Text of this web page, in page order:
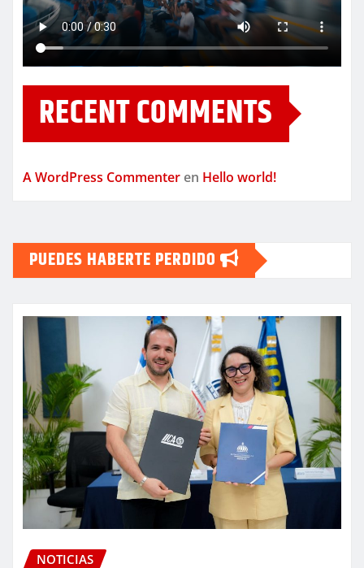
RECENT COMMENTS
A WordPress Commenter en Hello world!
PUEDES HABERTE PERDIDO
NOTICIAS